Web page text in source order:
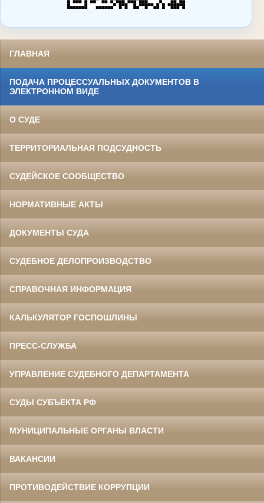
ГЛАВНАЯ
ПОДАЧА ПРОЦЕССУАЛЬНЫХ ДОКУМЕНТОВ В
ЭЛЕКТРОННОМ ВИДЕ
О СУДЕ
ТЕРРИТОРИАЛЬНАЯ ПОДСУДНОСТЬ
СУДЕЙСКОЕ СООБЩЕСТВО
НОРМАТИВНЫЕ АКТЫ
ДОКУМЕНТЫ СУДА
СУДЕБНОЕ ДЕЛОПРОИЗВОДСТВО
СПРАВОЧНАЯ ИНФОРМАЦИЯ
КАЛЬКУЛЯТОР ГОСПОШЛИНЫ
ПРЕСС-СЛУЖБА
УПРАВЛЕНИЕ СУДЕБНОГО ДЕПАРТАМЕНТА
СУДЫ СУБЪЕКТА РФ
МУНИЦИПАЛЬНЫЕ ОРГАНЫ ВЛАСТИ
ВАКАНСИИ
ПРОТИВОДЕЙСТВИЕ КОРРУПЦИИ